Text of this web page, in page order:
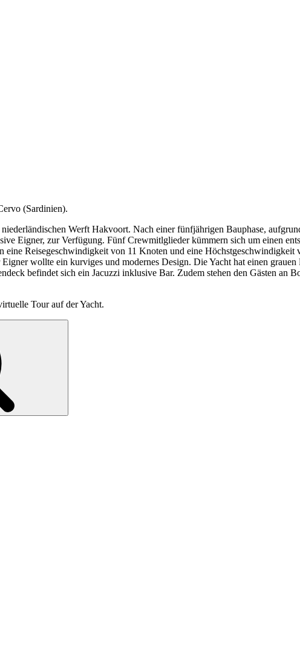
(Sardinien).
Werft Hakvoort. Nach einer fünfjährigen Bauphase,
Eigner, zur Verfügung. Fünf Crewmitlglieder kümmern sich um einen
eine Reisegeschwindigkeit von 11 Knoten und eine
wollte ein kurviges und modernes Design. Die Yacht hat einen
befindet sich ein Jacuzzi inklusive Bar. Zudem stehen den Gästen an
Tour auf der Yacht.